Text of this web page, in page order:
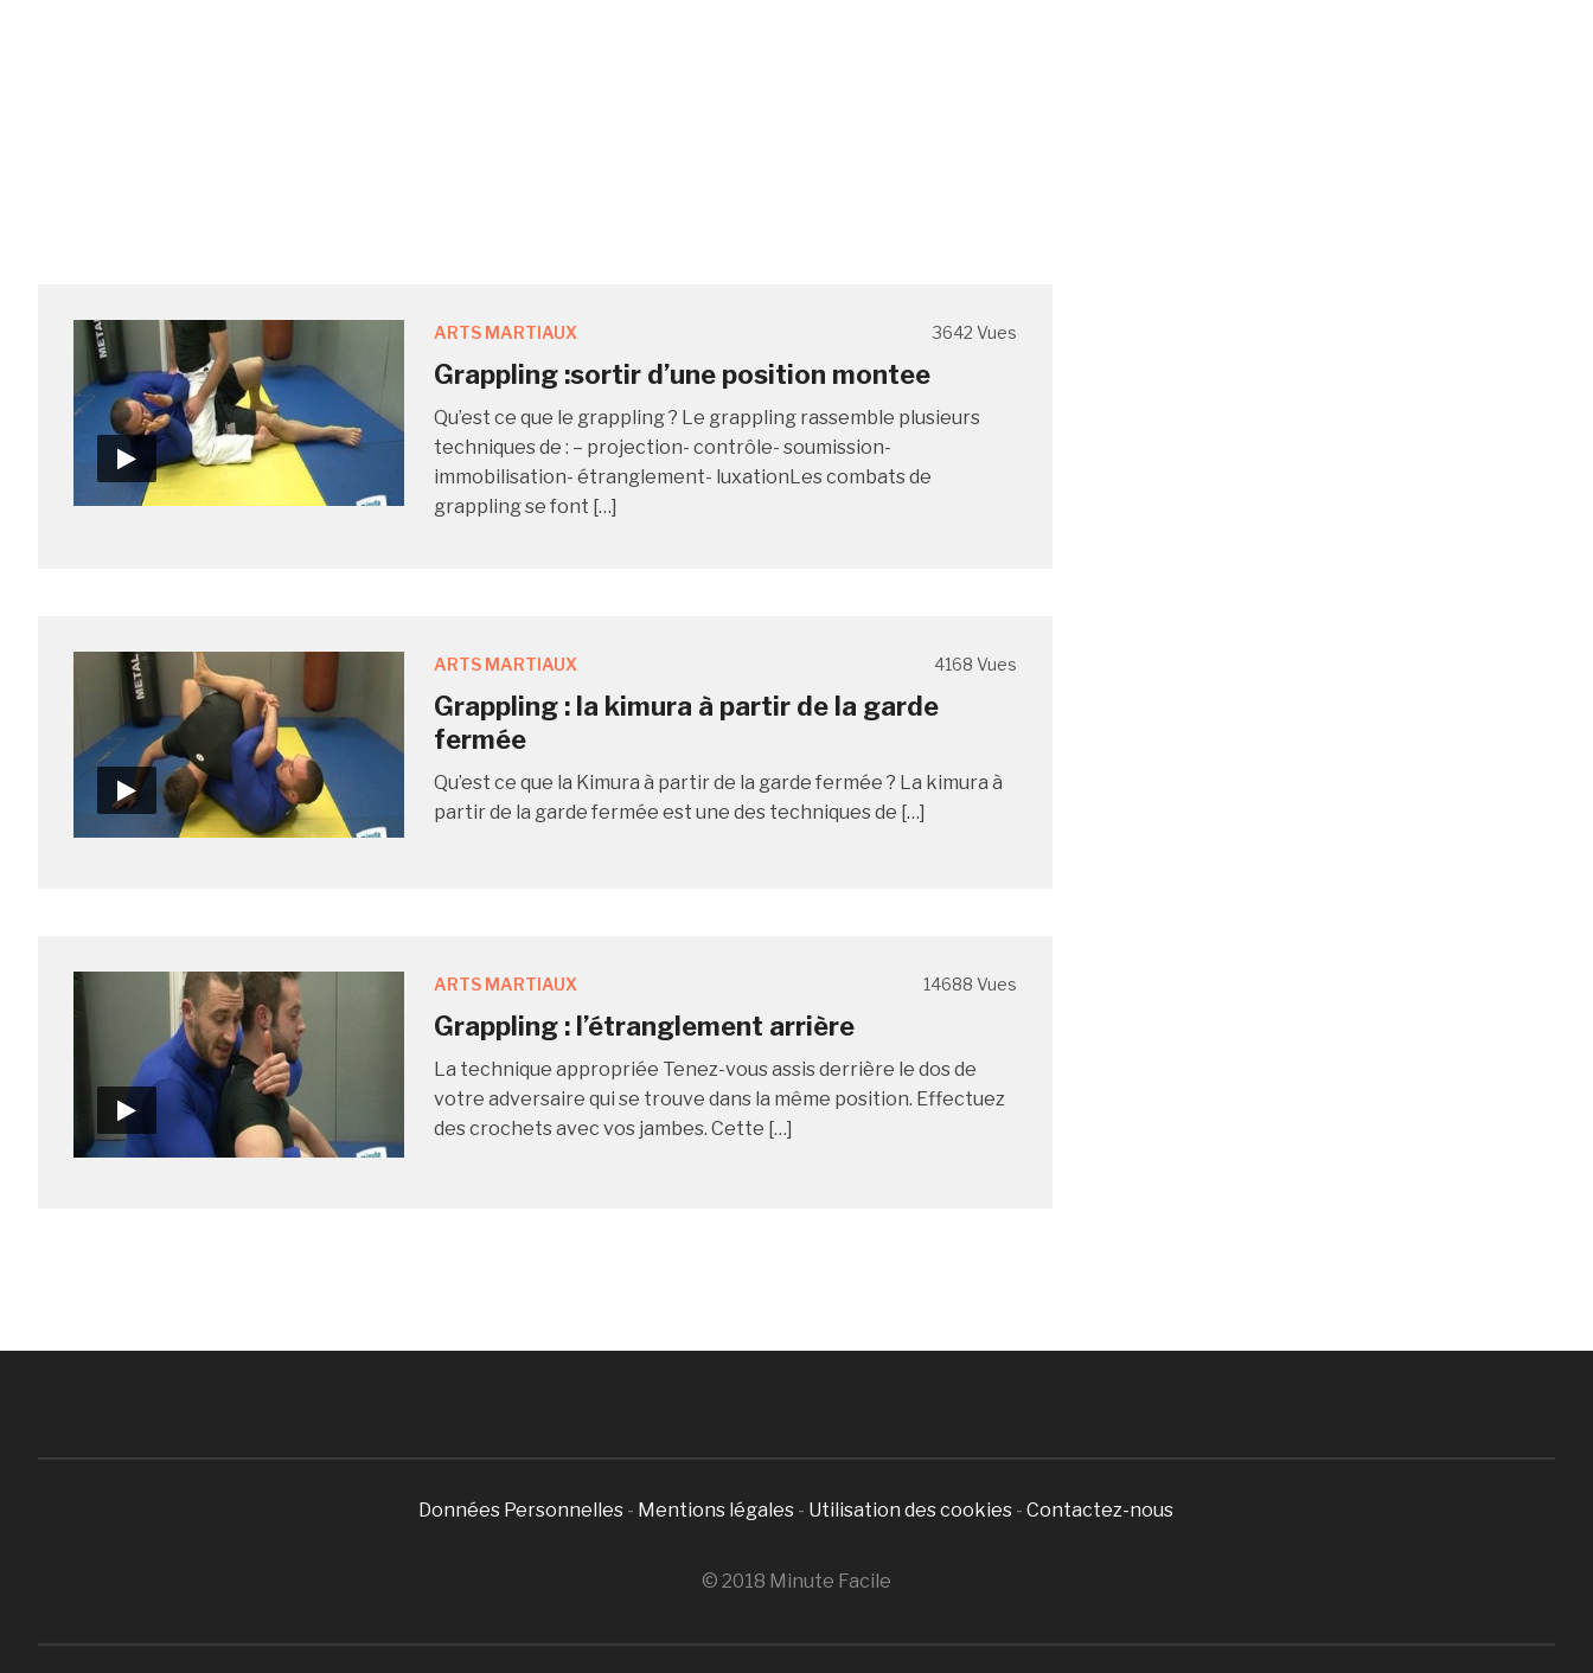
ARTS MARTIAUX 3642 Vues
Grappling :sortir d’une position montee
Qu’est ce que le grappling ? Le grappling rassemble plusieurs
techniques de : – projection- contrôle- soumission-
immobilisation- étranglement- luxationLes combats de
grappling se font […]
ARTS MARTIAUX 4168 Vues
Grappling : la kimura à partir de la garde
fermée
Qu’est ce que la Kimura à partir de la garde fermée ? La kimura à
partir de la garde fermée est une des techniques de […]
ARTS MARTIAUX 14688 Vues
Grappling : l’étranglement arrière
La technique appropriée Tenez-vous assis derrière le dos de
votre adversaire qui se trouve dans la même position. Effectuez
des crochets avec vos jambes. Cette […]
Données Personnelles - Mentions légales - Utilisation des cookies -Contactez-nous
© 2018 Minute Facile